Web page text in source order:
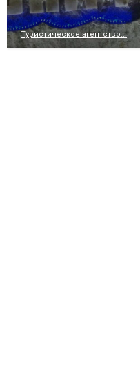
Туристическое агентство...